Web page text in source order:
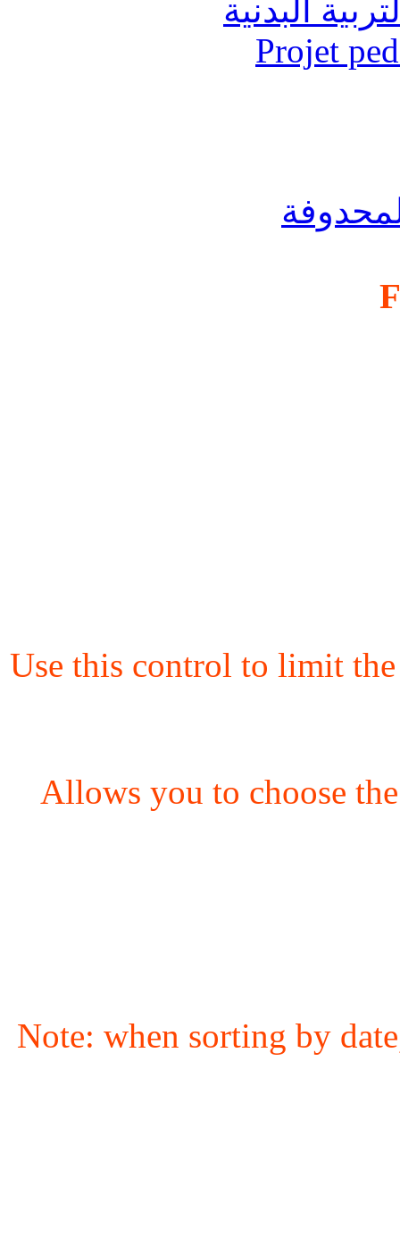
البدنية
Projet
Use this control to limit
Allows you to choose
Note: when sorting by